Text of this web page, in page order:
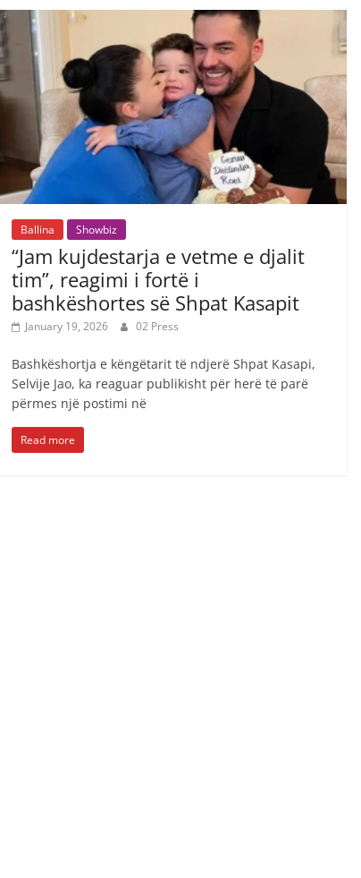
Ballina Showbiz
“Jam kujdestarja e vetme e djalit
tim”, reagimi i fortë i
bashkëshortes së Shpat Kasapit
January 19, 2026 02 Press
Bashkëshortja e këngëtarit të ndjerë Shpat Kasapi,
Selvije Jao, ka reaguar publikisht për herë të parë
përmes një postimi në
Read more